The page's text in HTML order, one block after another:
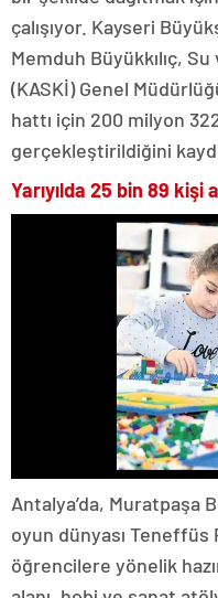
çalışıyor. Kayseri
Memduh Büyükkılıç,
(KASKİ) Genel
hattı için 200 milyon
gerçekleştirildiğini
Yarıyılda 25 bin 89 kişi
Antalya’da, Muratpaşa
oyun dünyası Teneffüs
öğrencilere yönelik